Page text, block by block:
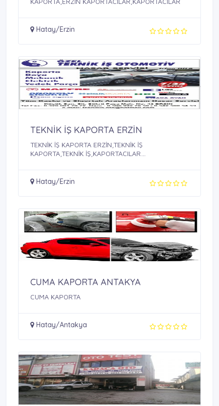
Hatay/Erzin
TEKNİK İŞ KAPORTA ERZİN
TEKNİK İŞ KAPORTA ERZİN,TEKNİK İŞ
KAPORTA,TEKNİK İŞ,KAPORTACILAR
Hatay/Erzin
CUMA KAPORTA ANTAKYA
CUMA KAPORTA
Hatay/Antakya